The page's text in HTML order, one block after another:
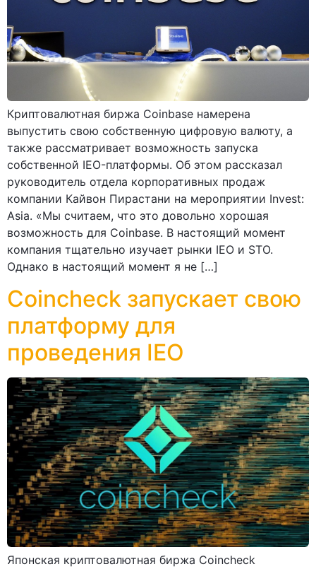
Криптовалютная биржа Coinbase намерена
выпустить свою собственную цифровую валюту, а
также рассматривает возможность запуска
собственной IEO-платформы. Об этом рассказал
руководитель отдела корпоративных продаж
компании Кайвон Пирастани на мероприятии Invest:
Asia. «Мы считаем, что это довольно хорошая
возможность для Coinbase. В настоящий момент
компания тщательно изучает рынки IEO и STO.
Однако в настоящий момент я не […]
Coincheck запускает свою
платформу для
проведения IEO
Японская криптовалютная биржа Coincheck